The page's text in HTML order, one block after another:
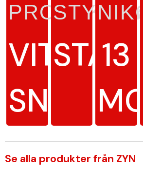
VITT
SNUS
STYRKA
13
Se alla produkter från ZYN